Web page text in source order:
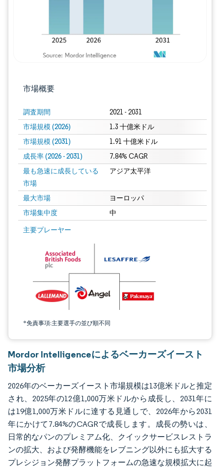
市場概要
調査期間 2021 - 2031
市場規模 (2026) 1.3 十億米ドル
市場規模 (2031) 1.91 十億米ドル
成長率 (2026 - 2031) 7.84% CAGR
最も急速に成長している
市場
アジア太平洋
最大市場 ヨーロッパ
市場集中度 中
主要プレーヤー
*免責事項:主要選手の並び順不同
画像 © Mordor Intelligence。再利用にはCC BY 4.0の表示が必要です。
Mordor Intelligenceによるベーカーズイースト
市場分析
2026年のベーカーズイースト市場規模は13億米ドルと推定
され、2025年の12億1,000万米ドルから成長し、2031年に
は19億1,000万米ドルに達する見通しで、2026年から2031
年にかけて7.84%のCAGRで成長します。成長の勢いは、
日常的なパンのプレミアム化、クイックサービスレストラ
ンの拡大、および発酵機能をレブニング以外にも拡大する
プレシジョン発酵プラットフォームの急速な規模拡大に起